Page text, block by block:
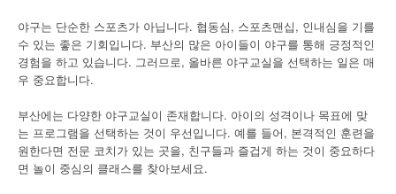
야구는 단순한 스포츠가 아닙니다. 협동심, 스포츠맨십, 인내심을 기를
수 있는 좋은 기회입니다. 부산의 많은 아이들이 야구를 통해 긍정적인
경험을 하고 있습니다. 그러므로, 올바른 야구교실을 선택하는 일은 매
우 중요합니다.
부산에는 다양한 야구교실이 존재합니다. 아이의 성격이나 목표에 맞
는 프로그램을 선택하는 것이 우선입니다. 예를 들어, 본격적인 훈련을
원한다면 전문 코치가 있는 곳을, 친구들과 즐겁게 하는 것이 중요하다
면 놀이 중심의 클래스를 찾아보세요.